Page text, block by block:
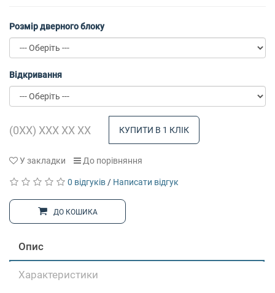
Розмір дверного блоку
Відкривання
КУПИТИ В 1 КЛІК
У закладки До порівняння
0 відгуків / Написати відгук
ДО КОШИКА
Опис
Характеристики